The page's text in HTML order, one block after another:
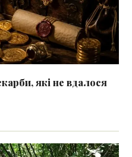
які не вдалося